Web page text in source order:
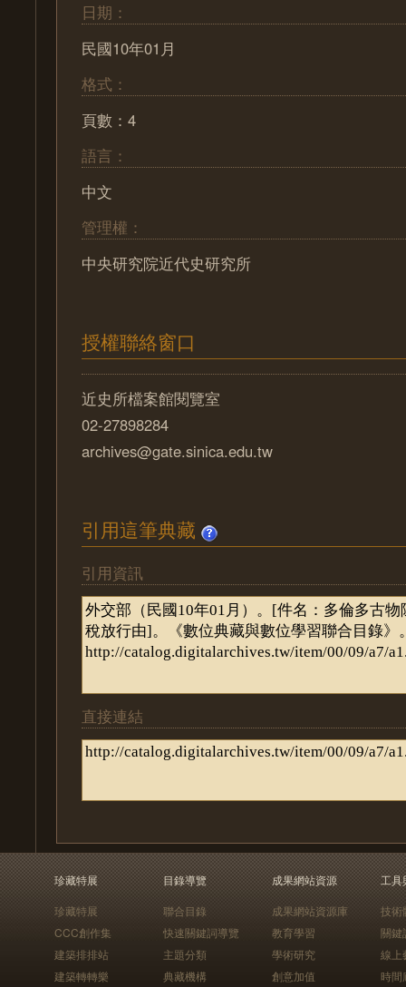
日期：
民國10年01月
格式：
頁數：4
語言：
中文
管理權：
中央研究院近代史研究所
授權聯絡窗口
近史所檔案館閱覽室
02-27898284
archives@gate.sinica.edu.tw
引用這筆典藏
引用資訊
直接連結
珍藏特展
珍藏特展
CCC創作集
建築排排站
建築轉轉樂
目錄導覽
聯合目錄
快速關鍵詞導覽
主題分類
典藏機構
成果網站資源
成果網站資源庫
教育學習
學術研究
創意加值
工具
技術
關鍵
線上
時間